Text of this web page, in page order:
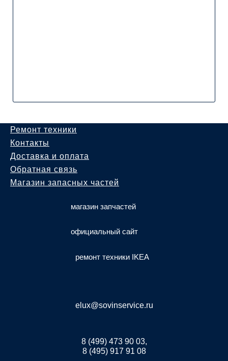
Ремонт техники
Контакты
Доставка и оплата
Обратная связь
Магазин запасных частей
магазин запчастей
официальный сайт
ремонт техники IKEA
elux@sovinservice.ru
8 (499) 473 90 03,
8 (495) 917 91 08